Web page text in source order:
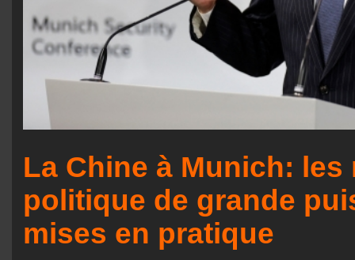
La Chine à Munich: les
politique de grande
mises en pratique